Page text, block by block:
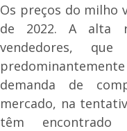
Os preços do milho
de 2022. A alta
vendedores,
demanda de
mercado, na
têm encontrado